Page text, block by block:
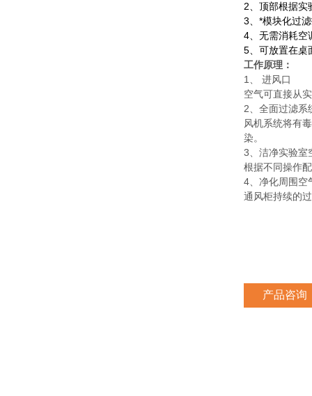
2、顶部根据实
3、*模块化过
4、无需消耗空
5、可放置在桌
工作原理：
1、 进风口
空气可直接从
2、全面过滤系
风机系统将有
染。
3、洁净实验室
根据不同操作
4、净化周围空
通风柜持续的
产品咨询